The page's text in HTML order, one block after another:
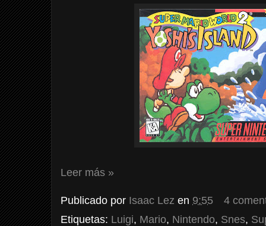
Leer más »
Publicado por Isaac Lez en 9:55
4
Etiquetas: Luigi, Mario, Nintendo, Snes,